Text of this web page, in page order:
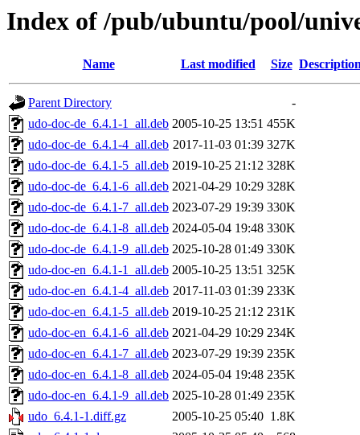
Index of /pub/ubuntu/pool/
Name Last modified Size
Parent Directory
-
udo-doc-de_6.4.1-1_all.deb 2005-10-25 13:51 455K
udo-doc-de_6.4.1-4_all.deb 2017-11-03 01:39 327K
udo-doc-de_6.4.1-5_all.deb 2019-10-25 21:12 328K
udo-doc-de_6.4.1-6_all.deb 2021-04-29 10:29 328K
udo-doc-de_6.4.1-7_all.deb 2023-07-29 19:39 330K
udo-doc-de_6.4.1-8_all.deb 2024-05-04 19:48 330K
udo-doc-de_6.4.1-9_all.deb 2025-10-28 01:49 330K
udo-doc-en_6.4.1-1_all.deb 2005-10-25 13:51 325K
udo-doc-en_6.4.1-4_all.deb 2017-11-03 01:39 233K
udo-doc-en_6.4.1-5_all.deb 2019-10-25 21:12 231K
udo-doc-en_6.4.1-6_all.deb 2021-04-29 10:29 234K
udo-doc-en_6.4.1-7_all.deb 2023-07-29 19:39 235K
udo-doc-en_6.4.1-8_all.deb 2024-05-04 19:48 235K
udo-doc-en_6.4.1-9_all.deb 2025-10-28 01:49 235K
udo_6.4.1-1.diff.gz
2005-10-25 05:40 1.8K